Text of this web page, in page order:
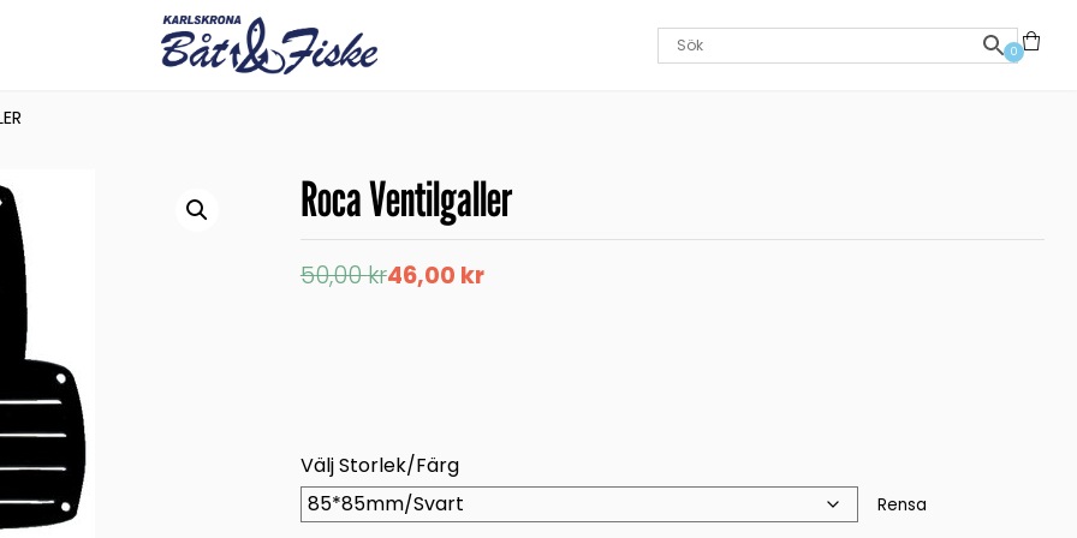
0
Roca Ventilgaller
50,00kr
Det
ursprungliga
46,00 kr
Det
nuvarande
Välj Storlek/Färg
Rensa